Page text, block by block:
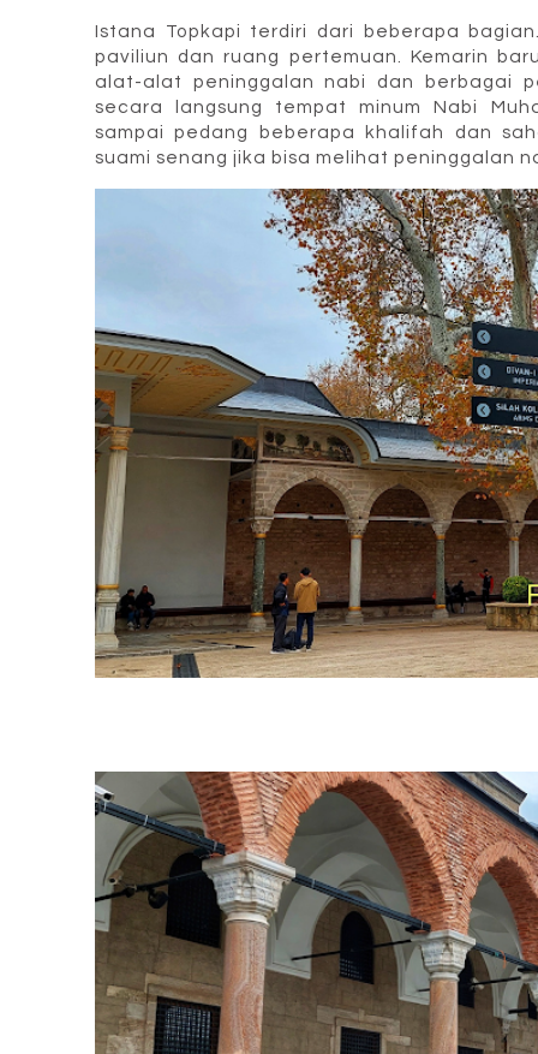
Istana Topkapi terdiri dari beberapa
paviliun dan ruang pertemuan. Kemarin
alat-alat peninggalan nabi dan berbagai
secara langsung tempat minum Nabi
sampai pedang beberapa khalifah dan
suami senang jika bisa melihat peninggalan